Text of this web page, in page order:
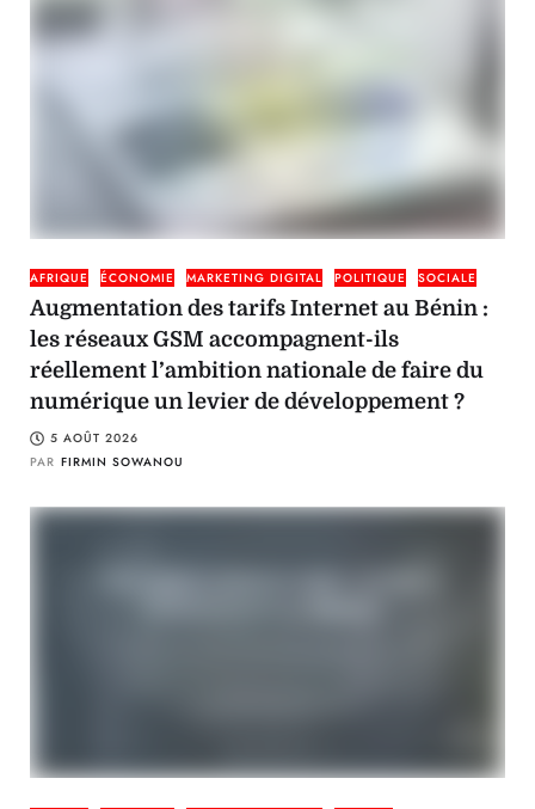
AFRIQUE ÉCONOMIE MARKETING DIGITAL POLITIQUE SOCIALE
Augmentation des tarifs Internet au Bénin :
les réseaux GSM accompagnent-ils
réellement l’ambition nationale de faire du
numérique un levier de développement ?
5 AOÛT 2026
PAR FIRMIN SOWANOU